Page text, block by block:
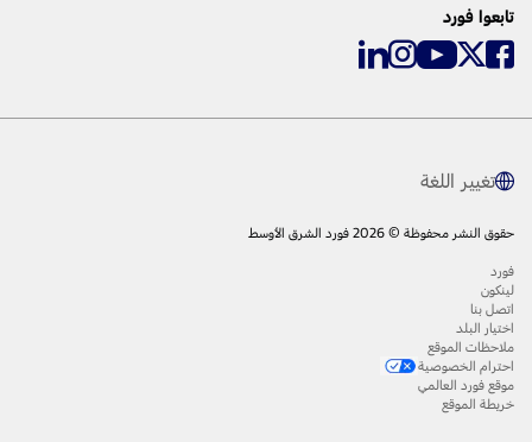
تابعوا فورد
تغيير اللغة
حقوق النشر محفوظة © 2026 فورد الشرق الأوسط
فورد
لينكون
اتصل بنا
اختيار البلد
ملاحظات الموقع
احترام الخصوصية
موقع فورد العالمي
خريطة الموقع